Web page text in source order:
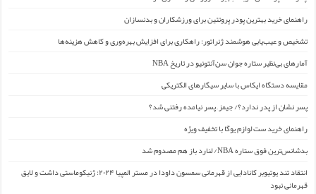
راهنمای خرید بهترین پودر پروتئین برای ورزشکاران و بدنسازان
تشخیص و عیب‌یابی هوشمند ژنراتور: راهکاری برای افزایش بهره‌وری و کاهش هزینه‌ها
آمارهای بی‌نظیر ستاره جوان سن‌آنتونیو در تاریخ NBA
مقایسه دستگاه ایکاس با سایر سیگارهای الکتریکی
پسر نشان از پدر ندارد؟/ جیمز ِ پسر نیامده رفتنی شد؟
راهنمای خرید ست لوازم یوگا با تخفیف ویژه
بدشانس‌ترین فوق ستاره NBA/ لنارد باز هم مصدوم شد
انتقاد تند یوتیوبر کانادایی از قهرمانی سمسون داودا در مستر المپیا ۲۰۲۴: ژنیکوماستی داشت و لایق
قهرمانی نبود